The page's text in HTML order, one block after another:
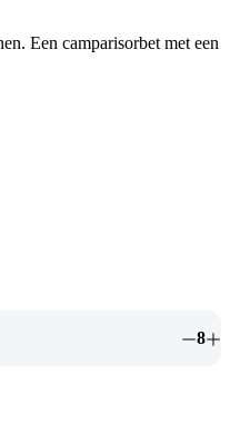
Een camparisorbet met een
8